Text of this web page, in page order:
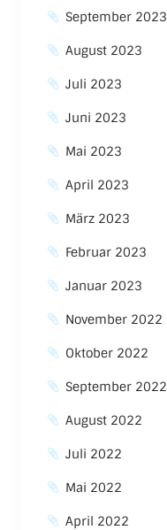
September 2023
August 2023
Juli 2023
Juni 2023
Mai 2023
April 2023
März 2023
Februar 2023
Januar 2023
November 2022
Oktober 2022
September 2022
August 2022
Juli 2022
Mai 2022
April 2022